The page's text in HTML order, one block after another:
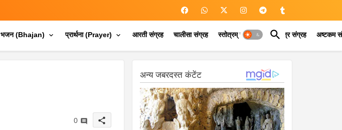
भजन (Bhajan) प्रार्थना (Prayer) आरती संग्रह चालीसा संग्रह स्तोत्रम् संग्रह कवच मंत्र संग्रह अष्टकम
0 share